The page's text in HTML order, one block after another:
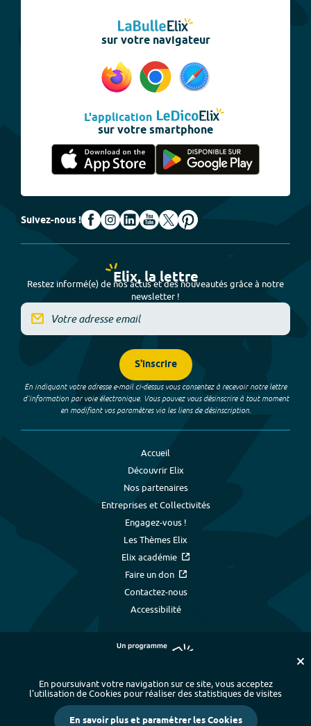
sur votre navigateur
L'application
sur votre smartphone
Suivez-nous !
Elix, la lettre
Restez informé(e) de nos actus et des nouveautés grâce à notre
newsletter !
S'inscrire
En indiquant votre adresse e-mail ci-dessus vous consentez à recevoir notre lettre
d’information par voie électronique. Vous pouvez vous désinscrire à tout moment
en modifiant vos paramètres via les liens de désinscription.
Accueil
Découvrir Elix
Nos partenaires
Entreprises et Collectivités
Engagez-vous !
Les Thèmes Elix
Elix académie
Faire un don
Contactez-nous
Accessibilité
Plan du site - Index alphabétique
-
Mentions légales et données personnelles
- Paramétrer les cookies
En poursuivant votre navigation sur ce site, vous acceptez
l’utilisation de Cookies pour réaliser des statistiques de visites
En savoir plus et paramétrer les Cookies